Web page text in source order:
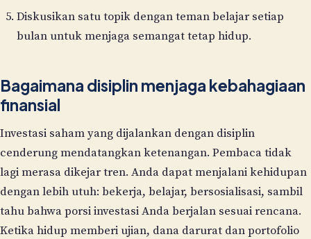
Diskusikan satu topik dengan teman belajar setiap
bulan untuk menjaga semangat tetap hidup.
Bagaimana disiplin menjaga kebahagiaan
finansial
Investasi saham yang dijalankan dengan disiplin
cenderung mendatangkan ketenangan. Pembaca tidak
lagi merasa dikejar tren. Anda dapat menjalani kehidupan
dengan lebih utuh: bekerja, belajar, bersosialisasi, sambil
tahu bahwa porsi investasi Anda berjalan sesuai rencana.
Ketika hidup memberi ujian, dana darurat dan portofolio